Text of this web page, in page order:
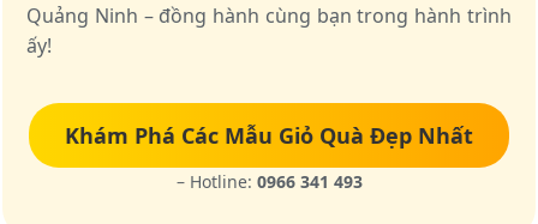
Quảng Ninh – đồng hành cùng bạn trong hành trình
ấy!
Khám Phá Các Mẫu Giỏ Quà Đẹp Nhất
– Hotline: 0966 341 493